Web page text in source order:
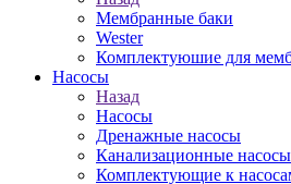
Мембранные баки
Wester
Комплектуюшие для
Насосы
Назад
Насосы
Дренажные насосы
Канализационные насосы
Комплектующие к